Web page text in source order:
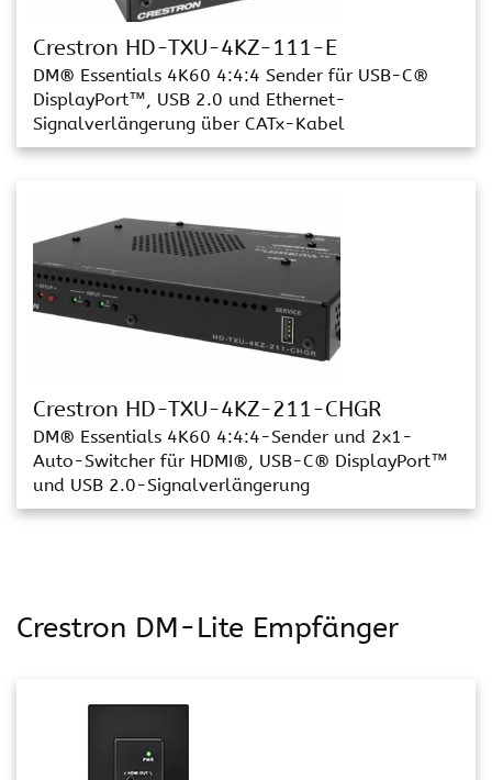
Crestron HD-TXU-4KZ-111-E
DM® Essentials 4K60 4:4:4 Sender für USB-C®
DisplayPort™, USB 2.0 und Ethernet-
Signalverlängerung über CATx-Kabel
Crestron HD-TXU-4KZ-211-CHGR
DM® Essentials 4K60 4:4:4-Sender und 2x1-
Auto-Switcher für HDMI®, USB-C® DisplayPort™
und USB 2.0-Signalverlängerung
Crestron DM-Lite Empfänger